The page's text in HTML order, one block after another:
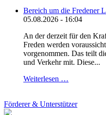
Bereich um die Fredener
05.08.2026 - 16:04
An der derzeit für den
Freden werden
vorgenommen. Das teilt
und Verkehr mit. Diese...
Weiterlesen …
Förderer & Unterstützer